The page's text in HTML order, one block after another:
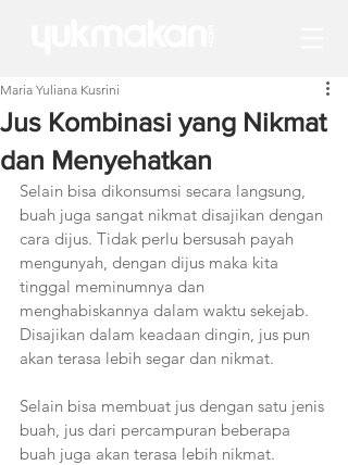
Jus Kombinasi yang Nikmat
dan Menyehatkan
Maria Yuliana Kusrini
Selain bisa dikonsumsi secara langsung,
buah juga sangat nikmat disajikan dengan
cara dijus. Tidak perlu bersusah payah
mengunyah, dengan dijus maka kita
tinggal meminumnya dan
menghabiskannya dalam waktu sekejab.
Disajikan dalam keadaan dingin, jus pun
akan terasa lebih segar dan nikmat.
Selain bisa membuat jus dengan satu jenis
buah, jus dari percampuran beberapa
buah juga akan terasa lebih nikmat.